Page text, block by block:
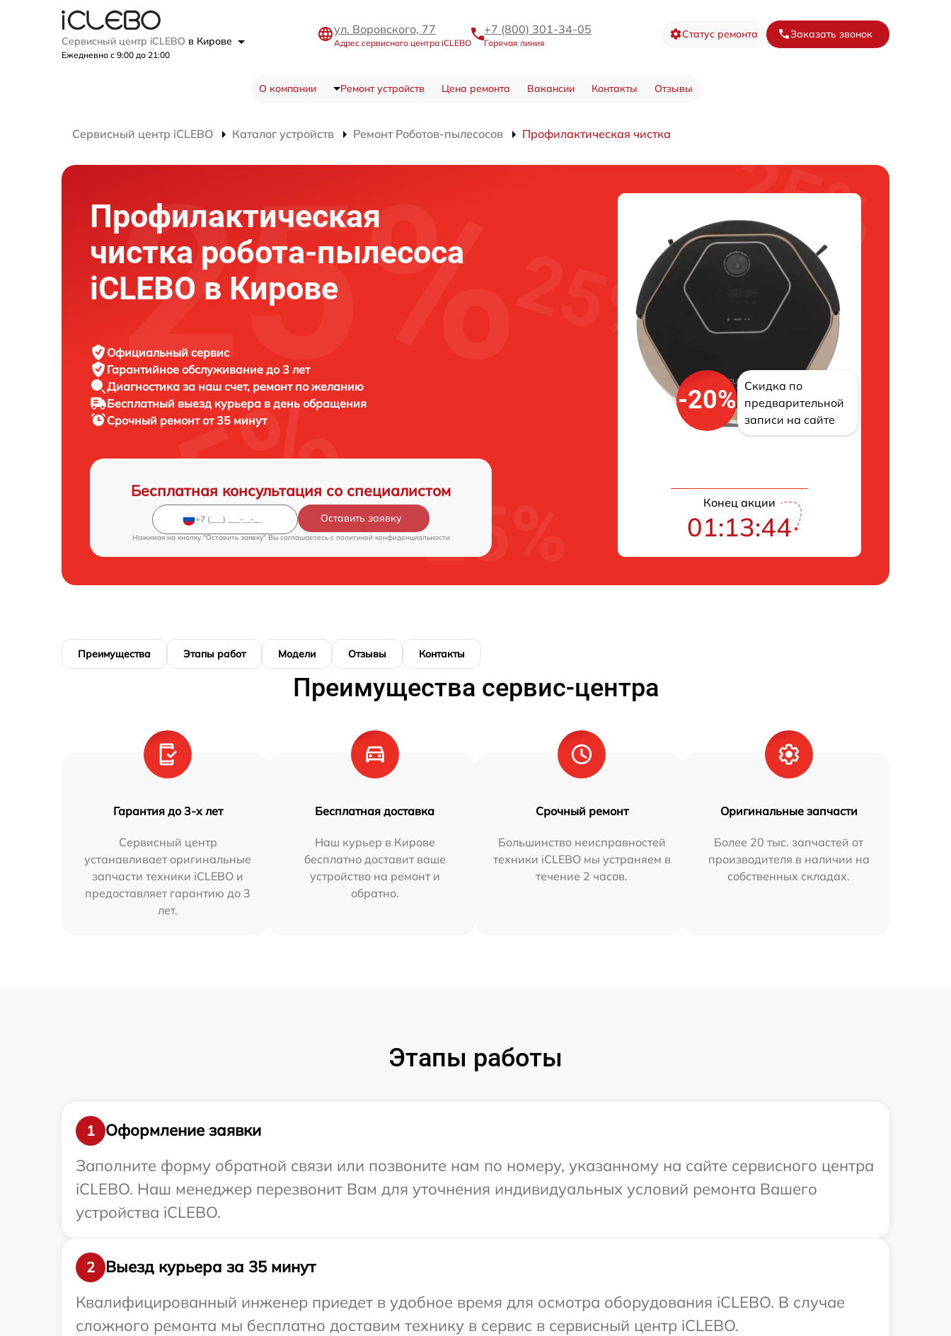
Сервисный центр iCLEBO в Кирове
Ежедневно с 9:00 до 21:00
ул. Воровского, 77
Адрес сервисного центра iCLEBO
+7 (800) 301-34-05
Горячая линия
Статус ремонта Заказать звонок
О компании Ремонт устройств Цена ремонта Вакансии Контакты Отзывы
Сервисный центр iCLEBO Каталог устройств Ремонт Роботов-пылесосов Профилактическая чистка
Профилактическая
чистка робота-пылесоса
iCLEBO в Кирове
Официальный сервис
Гарантийное обслуживание до 3 лет
Диагностика за наш счет, ремонт по желанию
Бесплатный выезд курьера в день обращения
Срочный ремонтот 35 минут
Бесплатная консультация со специалистом
Оставить заявку
Нажимая на кнопку "Оставить заявку" Вы соглашаетесь c политикой конфиденциальности
-20%
Скидка по
предварительной
записи на сайте
Конец акции
01:13:43
Преимущества Этапы работ Модели Отзывы Контакты
Преимущества сервис-центра
Гарантия до 3-х лет
Сервисный центр
устанавливает оригинальные
запчасти техники iCLEBO и
предоставляет гарантию до 3
лет.
Бесплатная доставка
Наш курьер в Кирове
бесплатно доставит ваше
устройство на ремонт и
обратно.
Срочный ремонт
Большинство неисправностей
техники iCLEBO мы устраняем в
течение 2 часов.
Оригинальные запчасти
Более 20 тыс. запчастей от
производителя в наличии на
собственных складах.
Этапы работы
1
Оформление заявки
Заполните форму обратной связи или позвоните нам по номеру, указанному на сайте сервисного центра
iCLEBO. Наш менеджер перезвонит Вам для уточнения индивидуальных условий ремонта Вашего
устройства iCLEBO.
2
Выезд курьера за 35 минут
Квалифицированный инженер приедет в удобное время для осмотра оборудования iCLEBO. В случае
сложного ремонта мы бесплатно доставим технику в сервис в сервисный центр iCLEBO.